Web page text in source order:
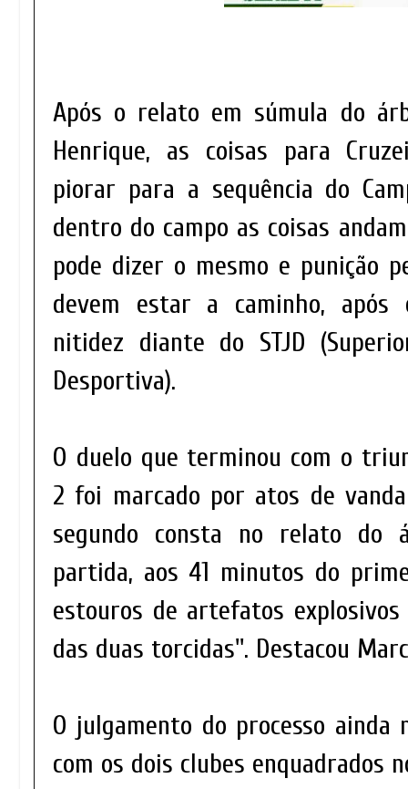
Após o relato em súmula do
Henrique, as coisas para
piorar para a sequência do
dentro do campo as coisas
pode dizer o mesmo e punição
devem estar a caminho,
nitidez diante do STJD
Desportiva).
O duelo que terminou com o
2 foi marcado por atos de
segundo consta no relato do
partida, aos 41 minutos do
estouros de artefatos
das duas torcidas''. Destacou
O julgamento do processo
com os dois clubes enquadrados